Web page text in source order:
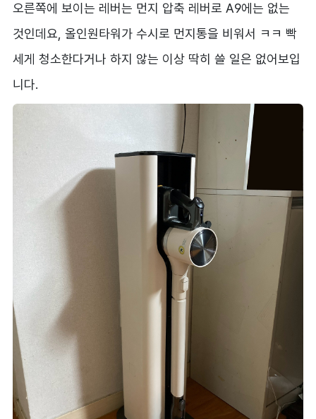
오른쪽에 보이는 레버는 먼지 압축 레버로 A9에는 없는
것인데요, 올인원타워가 수시로 먼지통을 비워서 ㅋㅋ 빡
세게 청소한다거나 하지 않는 이상 딱히 쓸 일은 없어보입
니다.